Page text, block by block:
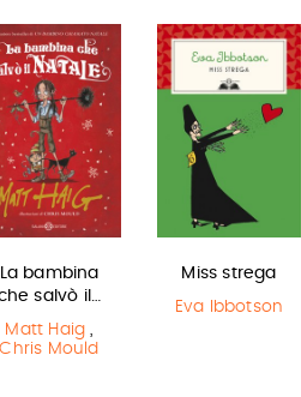
La bambina
salvò il…
Matt Haig
Chris Mould
Miss strega
Eva Ibbotson